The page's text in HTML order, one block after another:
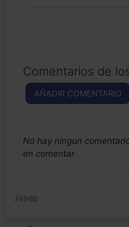
Comentarios de
AÑADIR COMENTARIO
No hay ningun
en comentar
74986